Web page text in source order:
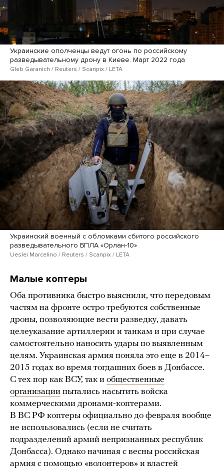
Украинские ополченцы ведут огонь по российскому
разведывательному дрону в Киеве. Март 2022 года
Gleb Garanich / Reuters / Scanpix / LETA
Украинский военный с обломками сбитого российского
разведывательного БПЛА «Орлан-10»
Ueslei Marcelino / Reuters / Scanpix / LETA
Малые коптеры
Оба противника быстро выяснили, что передовым
частям на фронте остро требуются собственные
дроны, позволяющие вести разведку, давать
целеуказание артиллерии и танкам и при случае
самостоятельно наносить удары по выявленным
целям. Украинская армия поняла это еще в 2014–
2015 годах во время тогдашних боев в Донбассе.
С тех пор как ВСУ, так и общественные
организации пытались насытить войска
коммерческими дронами-коптерами.
В ВС РФ коптеры официально до февраля вообще
не использовались (если не считать
подразделений армий непризнанных республик
Донбасса). Однако начиная с весны российская
армия с помощью «волонтеров» и властей